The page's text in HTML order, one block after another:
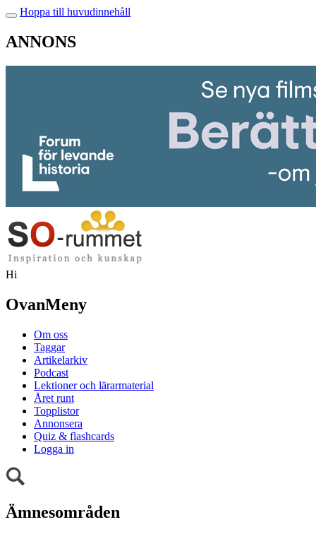
Hoppa till huvudinnehåll
ANNONS
Hi
OvanMeny
Om oss
Taggar
Artikelarkiv
Podcast
Lektioner och lärarmaterial
Året runt
Topplistor
Annonsera
Quiz & flashcards
Logga in
Ämnesområden